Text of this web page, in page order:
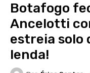
Botafogo
Ancelotti
estreia solo
lenda!